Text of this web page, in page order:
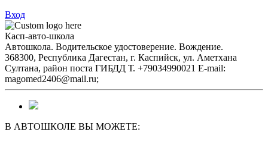
Вход
Касп-авто-школа
Автошкола. Водительское удостоверение. Вождение.
368300, Республика Дагестан, г. Каспийск, ул. Аметхана
Султана, район поста ГИБДД Т. +79034990021 E-mail:
magomed2406@mail.ru;
В АВТОШКОЛЕ ВЫ МОЖЕТЕ: